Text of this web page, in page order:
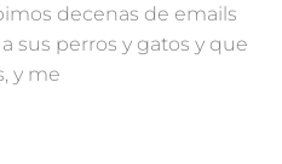
decenas de emails
sus perros y gatos y que
y me